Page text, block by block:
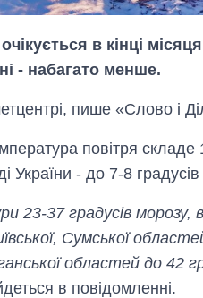
в кінці
- набагато менше.
пише «Слово і
повітря складе
України - до 7-8
23-37 градусів морозу,
Сумської
областей до 42
в повідомленні.